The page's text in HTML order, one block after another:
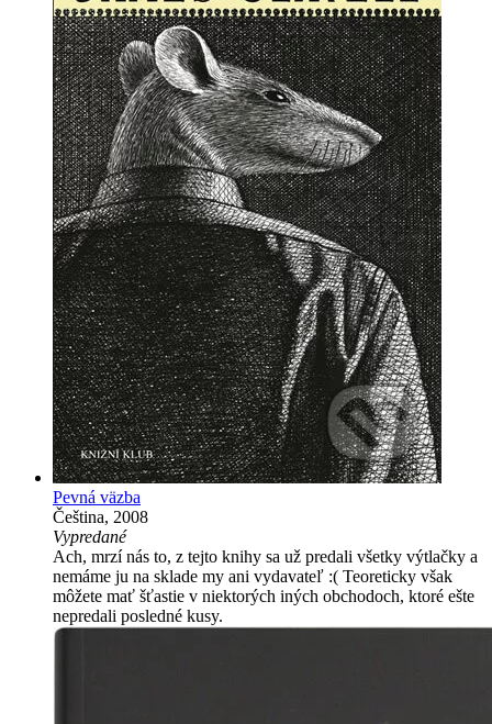
Pevná väzba
Čeština, 2008
Vypredané
Ach, mrzí nás to, z tejto knihy sa už predali všetky výtlačky a
nemáme ju na sklade my ani vydavateľ :( Teoreticky však
môžete mať šťastie v niektorých iných obchodoch, ktoré ešte
nepredali posledné kusy.